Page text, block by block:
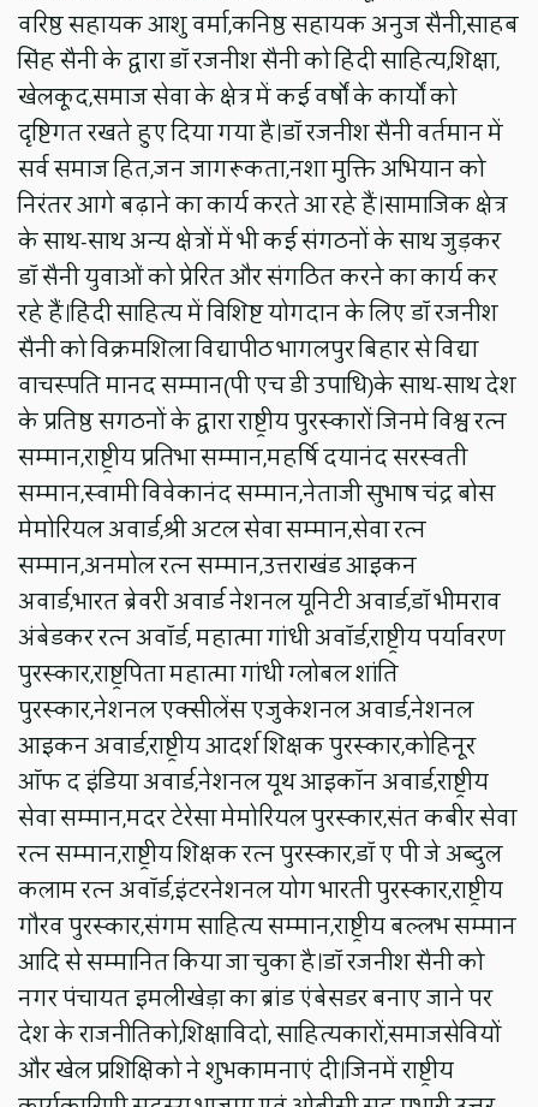
वरिष्ठ सहायक आशु वर्मा,कनिष्ठ सहायक अनुज सैनी,साहब
सिंह सैनी के द्वारा डॉ रजनीश सैनी को हिंदी साहित्य,शिक्षा,
खेलकूद,समाज सेवा के क्षेत्र में कई वर्षों के कार्यों को
दृष्टिगत रखते हुए दिया गया है।डॉ रजनीश सैनी वर्तमान में
सर्व समाज हित,जन जागरूकता,नशा मुक्ति अभियान को
निरंतर आगे बढ़ाने का कार्य करते आ रहे हैं।सामाजिक क्षेत्र
के साथ-साथ अन्य क्षेत्रों में भी कई संगठनों के साथ जुड़कर
डॉ सैनी युवाओं को प्रेरित और संगठित करने का कार्य कर
रहे हैं।हिंदी साहित्य में विशिष्ट योगदान के लिए डॉ रजनीश
सैनी को विक्रमशिला विद्यापीठ भागलपुर बिहार से विद्या
वाचस्पति मानद सम्मान(पी एच डी उपाधि)के साथ-साथ देश
के प्रतिष्ठ सगठनों के द्वारा राष्ट्रीय पुरस्कारों जिनमे विश्व रत्न
सम्मान,राष्ट्रीय प्रतिभा सम्मान,महर्षि दयानंद सरस्वती
सम्मान,स्वामी विवेकानंद सम्मान,नेताजी सुभाष चंद्र बोस
मेमोरियल अवार्ड,श्री अटल सेवा सम्मान,सेवा रत्न
सम्मान,अनमोल रत्न सम्मान,उत्तराखंड आइकन
अवार्ड,भारत ब्रेवरी अवार्ड नेशनल यूनिटी अवार्ड,डॉ भीमराव
अंबेडकर रत्न अवॉर्ड, महात्मा गांधी अवॉर्ड,राष्ट्रीय पर्यावरण
पुरस्कार,राष्ट्रपिता महात्मा गांधी ग्लोबल शांति
पुरस्कार,नेशनल एक्सीलेंस एजुकेशनल अवार्ड,नेशनल
आइकन अवार्ड,राष्ट्रीय आदर्श शिक्षक पुरस्कार,कोहिनूर
ऑफ द इंडिया अवार्ड,नेशनल यूथ आइकॉन अवार्ड,राष्ट्रीय
सेवा सम्मान,मदर टेरेसा मेमोरियल पुरस्कार,संत कबीर सेवा
रत्न सम्मान,राष्ट्रीय शिक्षक रत्न पुरस्कार,डॉ ए पी जे अब्दुल
कलाम रत्न अवॉर्ड,इंटरनेशनल योग भारती पुरस्कार,राष्ट्रीय
गौरव पुरस्कार,संगम साहित्य सम्मान,राष्ट्रीय बल्लभ सम्मान
आदि से सम्मानित किया जा चुका है।डॉ रजनीश सैनी को
नगर पंचायत इमलीखेड़ा का ब्रांड एंबेसडर बनाए जाने पर
देश के राजनीतिको,शिक्षाविदो, साहित्यकारों,समाजसेवियों
और खेल प्रशिक्षिको ने शुभकामनाएं दी।जिनमें राष्ट्रीय